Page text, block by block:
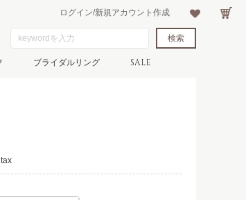
ブライダルリング SALE
ログイン/新規アカウント作成